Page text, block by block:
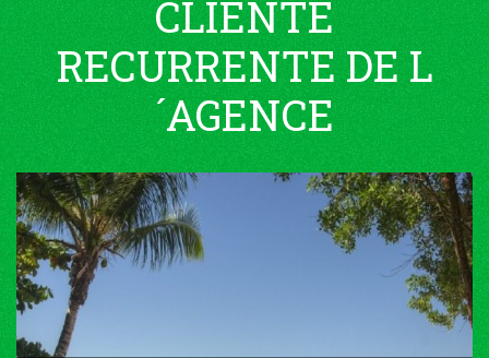
CLIENTE
RECURRENTE DE L
´AGENCE